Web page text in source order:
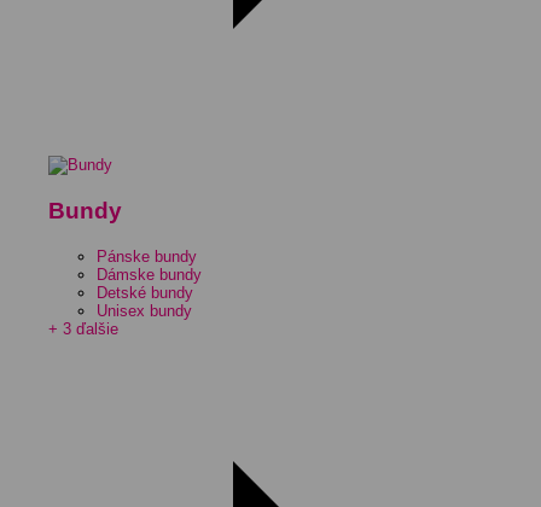
Bundy
Pánske bundy
Dámske bundy
Detské bundy
Unisex bundy
+ 3 ďalšie